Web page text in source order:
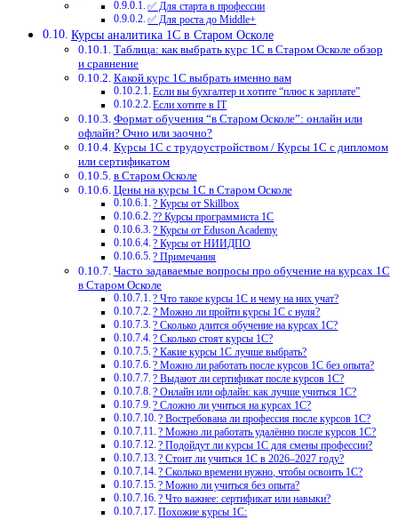
✅ Для старта в профессии
✅ Для роста до Middle+
Курсы аналитика 1С в Старом Осколе
Таблица: как выбрать курс 1С в Старом Осколе обзор
и сравнение
Какой курс 1С выбрать именно вам
Если вы бухгалтер и хотите “плюс к зарплате”
Если хотите в IT
Формат обучения “в Старом Осколе”: онлайн или
офлайн? Очно или заочно?
Курсы 1С с трудоустройством / Курсы 1С с дипломом
или сертификатом
в Старом Осколе
Цены на курсы 1С в Старом Осколе
? Курсы от Skillbox
?‍? Курсы программиста 1С
? Курсы от Eduson Academy
? Курсы от НИИДПО
? Примечания
Часто задаваемые вопросы про обучение на курсах 1С
в Старом Осколе
? Что такое курсы 1С и чему на них учат?
? Можно ли пройти курсы 1С с нуля?
? Сколько длится обучение на курсах 1С?
? Сколько стоят курсы 1С?
? Какие курсы 1С лучше выбрать?
? Можно ли работать после курсов 1С без опыта?
? Выдают ли сертификат после курсов 1С?
? Онлайн или офлайн: как лучше учиться 1С?
? Сложно ли учиться на курсах 1С?
? Востребована ли профессия после курсов 1С?
? Можно ли работать удалённо после курсов 1С?
? Подойдут ли курсы 1С для смены профессии?
? Стоит ли учиться 1С в 2026–2027 году?
? Сколько времени нужно, чтобы освоить 1С?
? Можно ли учиться без опыта?
? Что важнее: сертификат или навыки?
Похожие курсы 1С: